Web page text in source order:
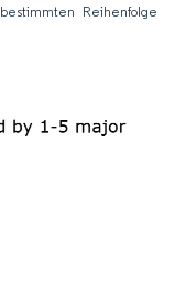
Reihenfolge